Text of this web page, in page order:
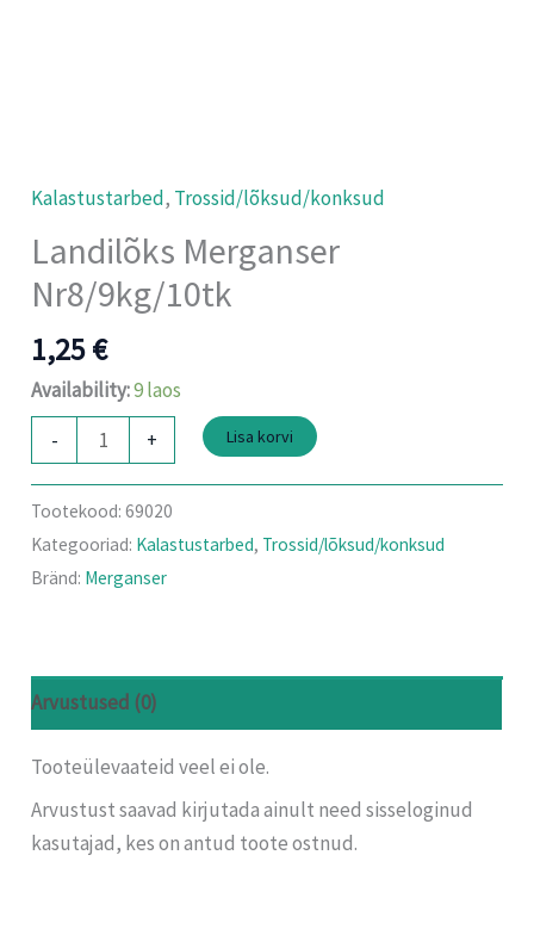
Kalastustarbed, Trossid/lõksud/konksud
Landilõks Merganser
Nr8/9kg/10tk
1,25€
Availability:9 laos
-
+ Lisa korvi
Tootekood:69020
Kategooriad: Kalastustarbed, Trossid/lõksud/konksud
Bränd: Merganser
Arvustused (0)
Tooteülevaateid veel ei ole.
Arvustust saavad kirjutada ainult need sisseloginud
kasutajad, kes on antud toote ostnud.